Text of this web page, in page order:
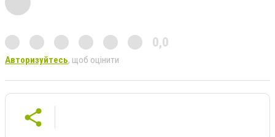
0,0
Авторизуйтесь, щоб оцінити